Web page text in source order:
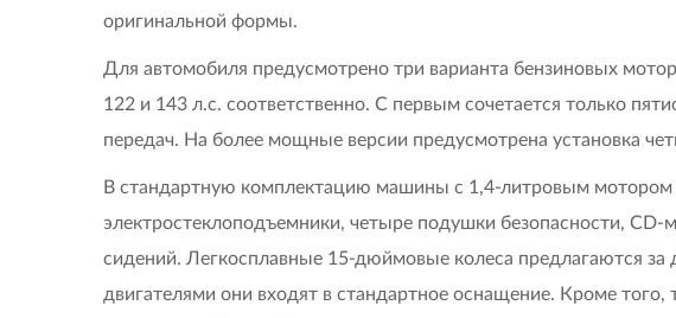
оригинальной формы.
Для автомобиля предусмотрено три варианта бензиновых
122 и 143 л.с. соответственно. С первым сочетается только
передач. На более мощные версии предусмотрена установка
В стандартную комплектацию машины с 1,4-литровым мотором
электростеклоподъемники, четыре подушки безопасности, CD-
сидений. Легкосплавные 15-дюймовые колеса предлагаются
двигателями они входят в стандартное оснащение. Кроме